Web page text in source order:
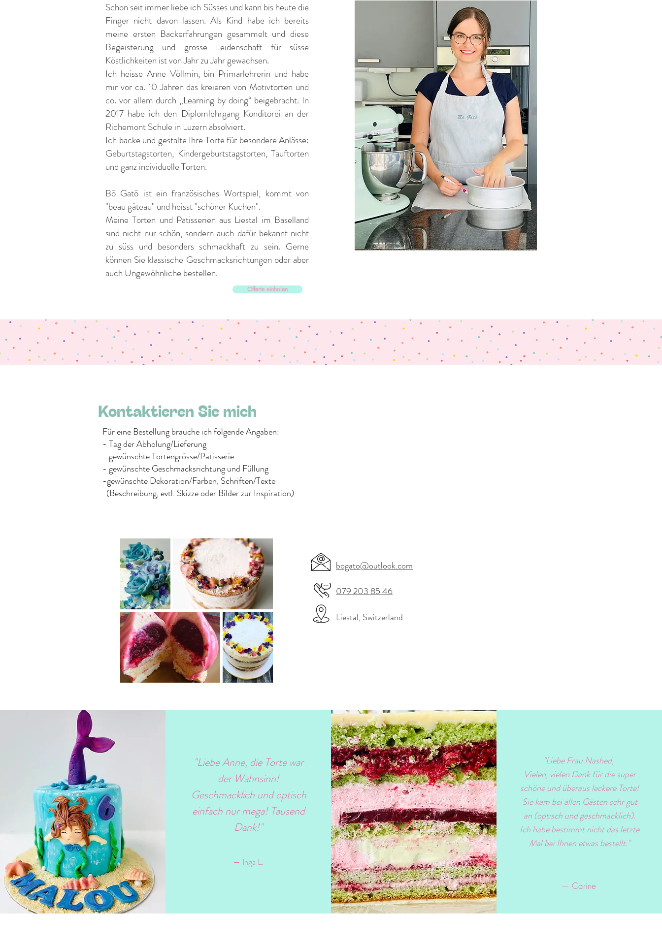
Schon seit immer liebe ich Süsses und kann bis heute die
Finger nicht davon lassen. Als Kind habe ich bereits
meine ersten Backerfahrungen gesammelt und diese
Begeisterung und grosse Leidenschaft für süsse
Köstlichkeiten ist von Jahr zu Jahr gewachsen.
Ich heisse Anne Völlmin, bin Primarlehrerin und habe
mir vor ca. 10 Jahren das kreieren von Motivtorten und
co. vor allem durch „Learning by doing“ beigebracht. In
2017 habe ich den Diplomlehrgang Konditorei an der
Richemont Schule in Luzern absolviert.
Ich backe und gestalte Ihre Torte für besondere Anlässe:
Geburtstagstorten, Kindergeburtstagstorten, Tauftorten
und ganz individuelle Torten.
Bô Gatô ist ein französisches Wortspiel, kommt von
"beau gâteau" und heisst "schöner Kuchen".
Meine Torten und Patisserien aus Liestal im Baselland
sind nicht nur schön, sondern auch dafür bekannt nicht
zu süss und besonders schmackhaft zu sein. Gerne
können Sie klassische Geschmacksrichtungen oder aber
auch Ungewöhnliche bestellen.
Offerte einholen
Kontaktieren Sie mich
bogato@outlook.com
079 203 85 46
Liestal, Switzerland
Für eine Bestellung brauche ich folgende Angaben:
- Tag der Abholung/Lieferung
- gewünschte Tortengrösse/Patisserie
- gewünschte Geschmacksrichtung und Füllung
-gewünschte Dekoration/Farben, Schriften/Texte
(Beschreibung, evtl. Skizze oder Bilder zur Inspiration)
"Liebe Anne, die Torte war
der Wahnsinn!
Geschmacklich und optisch
einfach nur mega! Tausend
Dank!"
— Inga L.
"Liebe Frau Nashed,
Vielen, vielen Dank für die super
schöne und überaus leckere Torte!
Sie kam bei allen Gästen sehr gut
an (optisch und geschmacklich).
Ich habe bestimmt nicht das letzte
Mal bei Ihnen etwas bestellt."
— Carine